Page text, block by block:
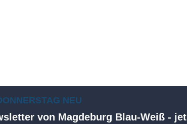
NEU
von Magdeburg Blau-Weiß -